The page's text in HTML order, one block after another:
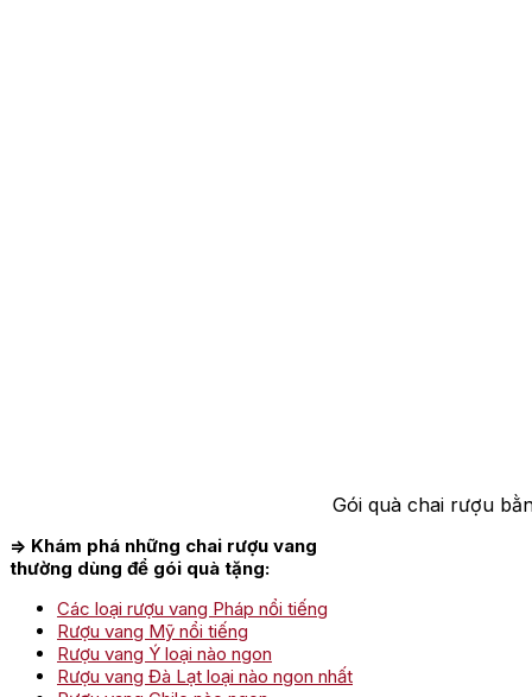
Gói quà chai rượu
=> Khám phá những chai rượu vang
thường dùng để gói quà tặng:
Các loại rượu vang Pháp nổi tiếng
Rượu vang Mỹ nổi tiếng
Rượu vang Ý loại nào ngon
Rượu vang Đà Lạt loại nào ngon nhất